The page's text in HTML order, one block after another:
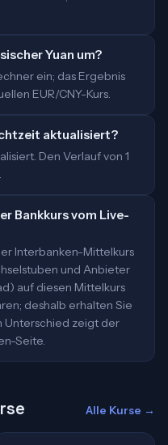
Yuan um?
ein; das Ergebnis
EUR/CNY-Kurs.
aktualisiert?
Den Verlauf von 1
Bankkurs vom Live-
Interbanken-Mittelkurs
und Anbieter
auf diesen Mittelkurs
deshalb erhalten Sie
Unterschied zeigt der
Seite.
Alle Kurse →